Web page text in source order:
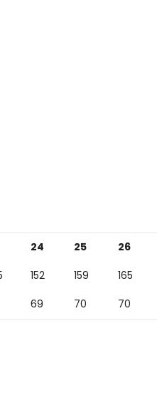
24 25 26
152 159 165
69
70 70